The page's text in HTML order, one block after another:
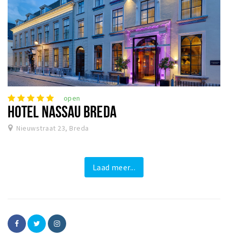
open
HOTEL NASSAU BREDA
Nieuwstraat 23, Breda
Laad meer...